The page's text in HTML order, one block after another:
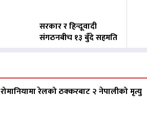
सरकार र हिन्दूवादी
संगठनबीच १३ बुँदे सहमति
रोमानियामा रेलको ठक्करबाट २ नेपालीको मृत्यु